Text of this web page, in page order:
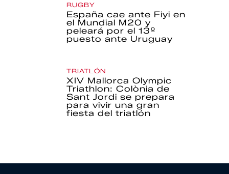
RUGBY
España cae ante Fiyi en
el Mundial M20 y
peleará por el 13º
puesto ante Uruguay
TRIATLÓN
XIV Mallorca Olympic
Triathlon: Colònia de
Sant Jordi se prepara
para vivir una gran
fiesta del triatlón